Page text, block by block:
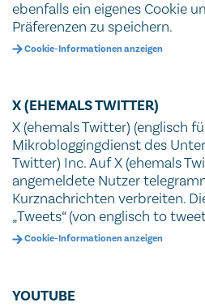
ebenfalls ein eigenes Cookie
Präferenzen zu speichern.
Cookie-Informationen anzeigen
X (EHEMALS TWITTER)
X (ehemals Twitter) (englisch
Mikrobloggingdienst des
Twitter) Inc. Auf X (ehemals
angemeldete Nutzer
Kurznachrichten verbreiten.
„Tweets“ (von englisch to
Cookie-Informationen anzeigen
YOUTUBE